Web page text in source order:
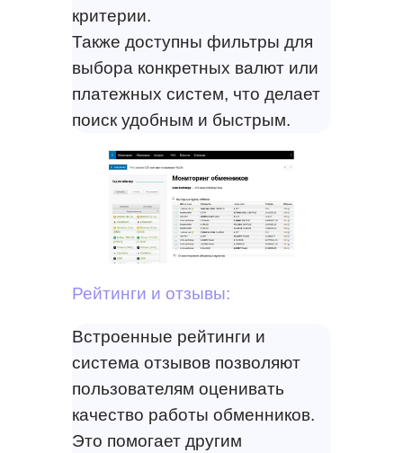
критерии.
Также доступны фильтры для
выбора конкретных валют или
платежных систем, что делает
поиск удобным и быстрым.
Рейтинги и отзывы:
Встроенные рейтинги и
система отзывов позволяют
пользователям оценивать
качество работы обменников.
Это помогает другим